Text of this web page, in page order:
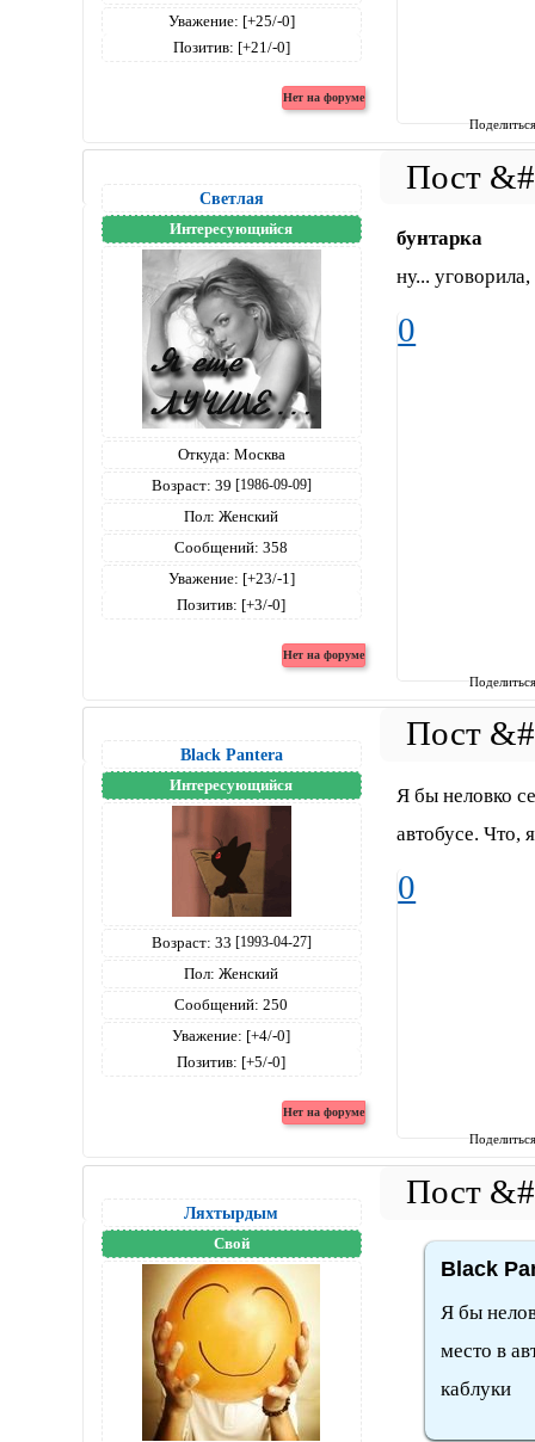
Уважение: [+25/-0]
Позитив: [+21/-0]
Светлая
Интересующийся
Откуда: Москва
Возраст: 39 [1986-09-09]
Пол: Женский
Сообщений: 358
Уважение: [+23/-1]
Позитив: [+3/-0]
бунтарка
ну...
0
Black Pantera
Интересующийся
Возраст: 33 [1993-04-27]
Пол: Женский
Сообщений: 250
Уважение: [+4/-0]
Позитив: [+5/-0]
Я бы неловко
автобусе. Что,
0
Ляхтырдым
Свой
Black
Я бы
место в
каблуки